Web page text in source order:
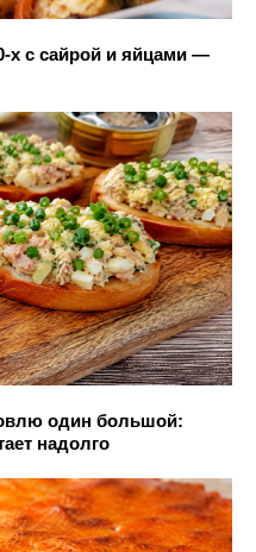
х с сайрой и яйцами —
один большой:
надолго